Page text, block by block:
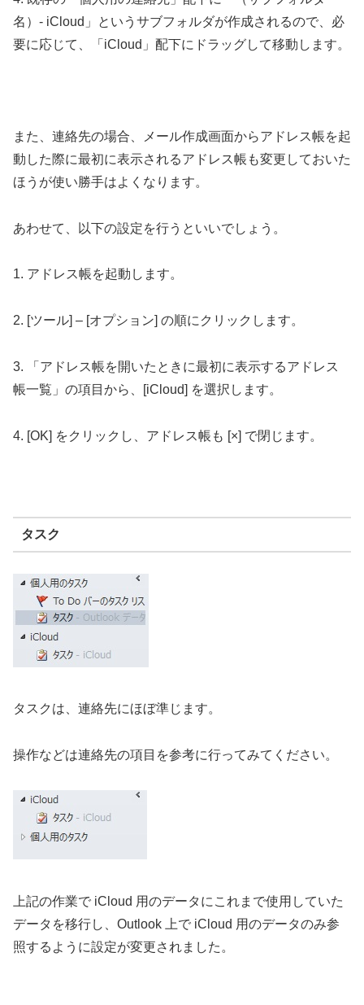
名）- iCloud」というサブフォルダが作成されるので、必
要に応じて、「iCloud」配下にドラッグして移動します。
また、連絡先の場合、メール作成画面からアドレス帳を起
動した際に最初に表示されるアドレス帳も変更しておいた
ほうが使い勝手はよくなります。
あわせて、以下の設定を行うといいでしょう。
1. アドレス帳を起動します。
2. [ツール] – [オプション] の順にクリックします。
3. 「アドレス帳を開いたときに最初に表示するアドレス
帳一覧」の項目から、[iCloud] を選択します。
4. [OK] をクリックし、アドレス帳も [×] で閉じます。
タスク
タスクは、連絡先にほぼ準じます。
操作などは連絡先の項目を参考に行ってみてください。
上記の作業で iCloud 用のデータにこれまで使用していた
データを移行し、Outlook 上で iCloud 用のデータのみ参
照するように設定が変更されました。